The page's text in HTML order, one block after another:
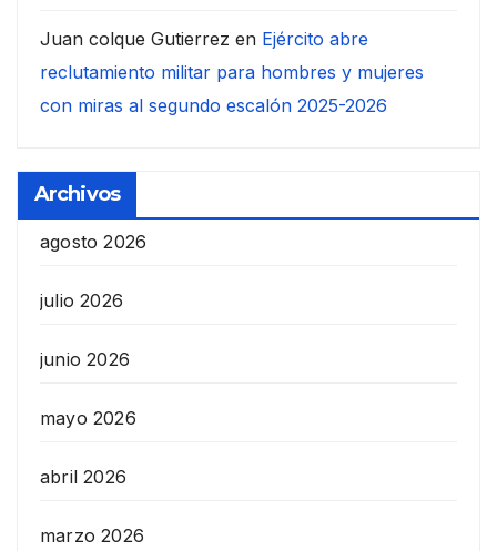
Juan colque Gutierrez en Ejército abre
reclutamiento militar para hombres y mujeres
con miras al segundo escalón 2025-2026
Archivos
agosto 2026
julio 2026
junio 2026
mayo 2026
abril 2026
marzo 2026